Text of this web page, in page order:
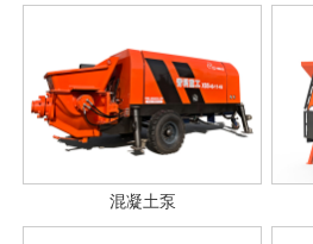
混凝土泵